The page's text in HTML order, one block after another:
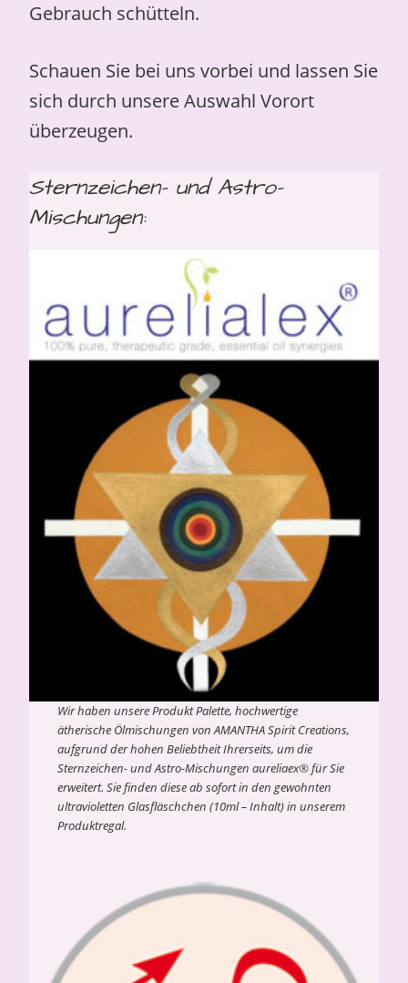
Gebrauch schütteln.
Schauen Sie bei uns vorbei und lassen Sie
sich durch unsere Auswahl Vorort
überzeugen.
Sternzeichen- und Astro-
Mischungen:
Wir haben unsere Produkt Palette, hochwertige
ätherische Ölmischungen von AMANTHA Spirit Creations,
aufgrund der hohen Beliebtheit Ihrerseits, um die
Sternzeichen- und Astro-Mischungen aureliaex® für Sie
erweitert. Sie finden diese ab sofort in den gewohnten
ultravioletten Glasfläschchen (10ml – Inhalt) in unserem
Produktregal.